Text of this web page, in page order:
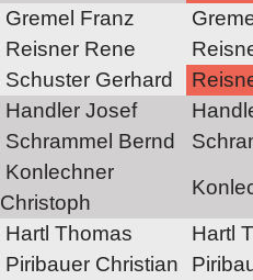
Gremel Franz
Reisner Rene
Schuster Gerhard
Handler Josef
Schrammel Bernd
Konlechner
Christoph
Hartl Thomas
Hartl
Piribauer Christian